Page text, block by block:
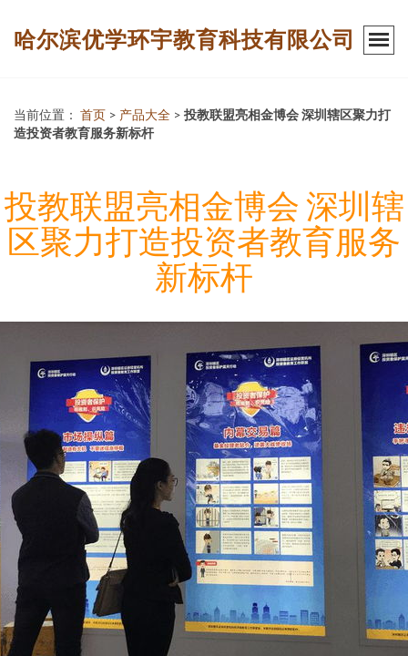
哈尔滨优学环宇教育科技有限公司
当前位置： 首页 > 产品大全 > 投教联盟亮相金博会 深圳辖区聚力打
造投资者教育服务新标杆
投教联盟亮相金博会 深圳辖
区聚力打造投资者教育服务
新标杆